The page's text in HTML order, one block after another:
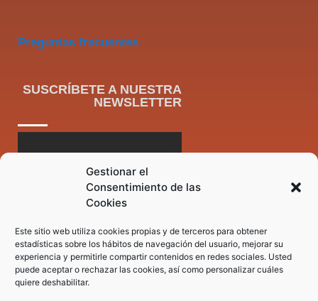
Gestionar el
Consentimiento de las
Cookies
Este sitio web utiliza cookies propias y de terceros para obtener
estadísticas sobre los hábitos de navegación del usuario, mejorar su
experiencia y permitirle compartir contenidos en redes sociales. Usted
puede aceptar o rechazar las cookies, así como personalizar cuáles
quiere deshabilitar.
Preguntas frecuentes
SUSCRÍBETE A NUESTRA
NEWSLETTER